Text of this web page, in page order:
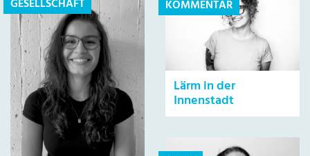
GESELLSCHAFT KOMMENTAR
Lärm in der
Innenstadt